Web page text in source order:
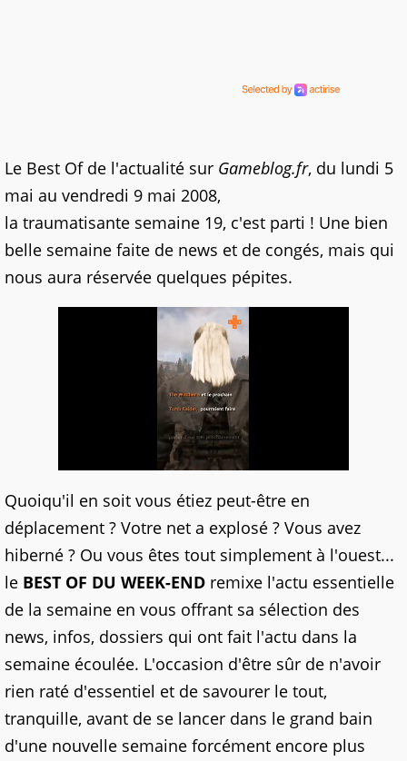
Le Best Of de l'actualité sur Gameblog.fr, du lundi 5
mai au vendredi 9 mai 2008,
la traumatisante semaine 19, c'est parti ! Une bien
belle semaine faite de news et de congés, mais qui
nous aura réservée quelques pépites.
Quoiqu'il en soit vous étiez peut-être en
déplacement ? Votre net a explosé ? Vous avez
hiberné ? Ou vous êtes tout simplement à l'ouest...
le BEST OF DU WEEK-END remixe l'actu essentielle
de la semaine en vous offrant sa sélection des
news, infos, dossiers qui ont fait l'actu dans la
semaine écoulée. L'occasion d'être sûr de n'avoir
rien raté d'essentiel et de savourer le tout,
tranquille, avant de se lancer dans le grand bain
d'une nouvelle semaine forcément encore plus